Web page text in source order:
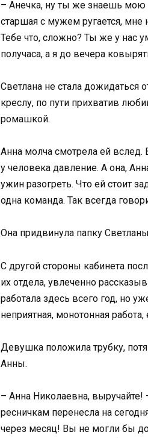
– Анечка, ну ты же знаешь
старшая с мужем ругается, мне
Тебе что, сложно? Ты же у нас
получаса, а я до вечера
Светлана не стала дожидаться
креслу, по пути прихватив
ромашкой.
Анна молча смотрела ей
у человека давление. А она,
ужин разогреть. Что ей стоит
одна команда. Так всегда
Она придвинула папку
С другой стороны кабинета
их отдела, увлеченно
работала здесь всего год, но
неприятная, монотонная
Девушка положила трубку,
Анны.
– Анна Николаевна,
ресничкам перенесла на
через месяц! Вы не могли бы